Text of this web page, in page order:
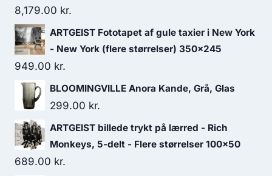
8,179.00 kr.
ARTGEIST Fototapet af gule taxier i New York
- New York (flere størrelser) 350x245
949.00 kr.
BLOOMINGVILLE Anora Kande, Grå, Glas
299.00 kr.
ARTGEIST billede trykt på lærred - Rich
Monkeys, 5-delt - Flere størrelser 100x50
689.00 kr.